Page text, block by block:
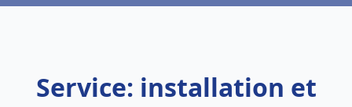
Service: installation et